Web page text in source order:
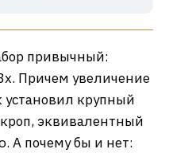
привычный:
Причем увеличение
установил крупный
эквивалентный
А почему бы и нет: